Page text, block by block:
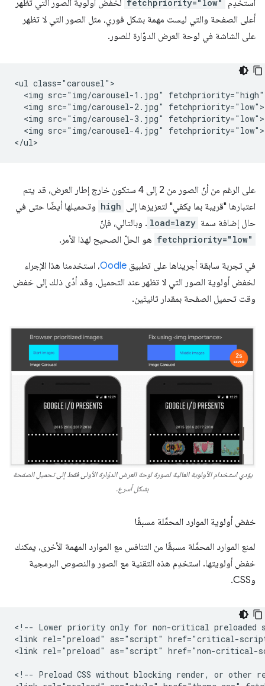
استخدِم fetchpriority="low" لخفض أولوية الصور التي تظهر
أعلى الصفحة والتي ليست مهمة بشكل فوري، مثل الصور التي لا تظهر
على الشاشة في لوحة العرض الدوّارة للصور.
<ul class="carousel">
<img src="img/carousel-1.jpg"
  <img src="img/carousel-2.jpg" fetchpriority="low">
  <img src="img/carousel-3.jpg" fetchpriority="low">
  <img src="img/carousel-4.jpg" fetchpriority="low">
على الرغم من أنّ الصور من 2 إلى 4 ستكون خارج إطار العرض، قد يتم
اعتبارها "قريبة بما يكفي" لتعزيزها إلى high وتحميلها أيضًا حتى في
حال إضافة سمة load=lazy . وبالتالي، فإنّ
fetchpriority="low" هو الحلّ الصحيح لهذا الأمر.
في تجربة سابقة أجريناها على تطبيق Oodle، استخدمنا هذا الإجراء
لخفض أولوية الصور التي لا تظهر عند التحميل. وقد أدّى ذلك إلى خفض
وقت تحميل الصفحة بمقدار ثانيتَين.
يؤدي استخدام الأولوية العالية لصورة لوحة العرض الدوّارة الأولى فقط إلى تحميل الصفحة
بشكل أسرع.
خفض أولوية الموارد المحمَّلة مسبقًا
لمنع الموارد المحمَّلة مسبقًا من التنافس مع الموارد المهمة الأخرى، يمكنك
خفض أولويتها. استخدِم هذه التقنية مع الصور والنصوص البرمجية
وCSS.
<!-- Lower priority only for non-critical preloaded
<link rel="preload" as="script" href="critical-
<link rel="preload" as="script" href="non-
<!-- Preload CSS without blocking render, or other